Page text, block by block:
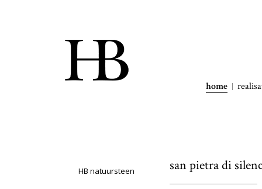
home
HB natuursteen san pietra di